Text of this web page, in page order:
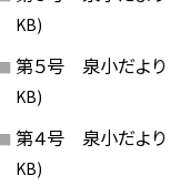
KB)
第５号 泉小だより
KB)
第４号 泉小だより
KB)